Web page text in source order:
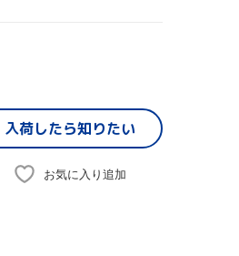
入荷したら知りたい
お気に入り追加